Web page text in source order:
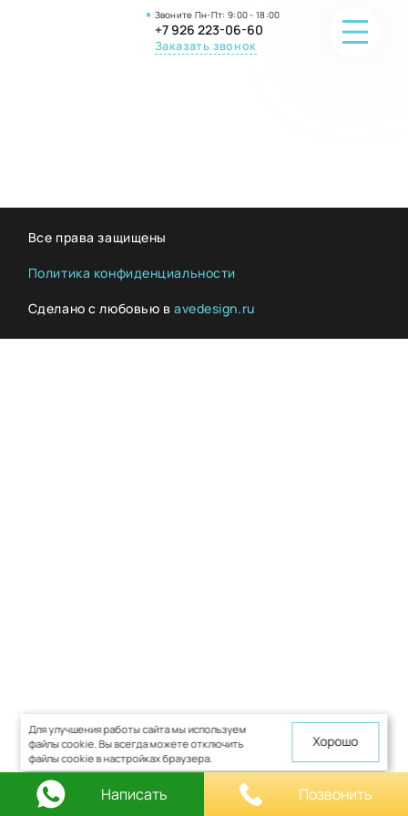
Звоните Пн-Пт: 9:00 - 18:00
+7 926 223-06-60
Заказать звонок
ОНЛАЙН-ПРОДАЖА
ВОПРОС-ОТВЕТ
КОНТАКТЫ
Все права защищены
Политика конфиденциальности
Сделано с любовью в avedesign.ru
Для улучшения работы сайта мы используем
файлы cookie. Вы всегда можете отключить
файлы cookie в настройках браузера.
Хорошо
Написать Позвонить